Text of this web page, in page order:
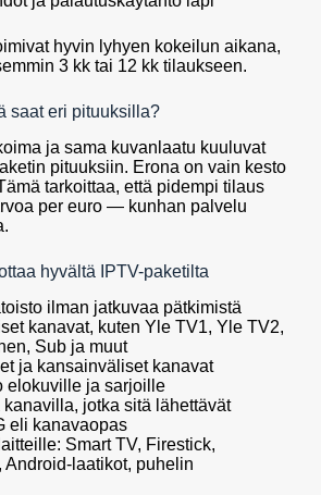
hyvin lyhyen kokeilun aikana,
3 kk tai 12 kk tilaukseen.
saat eri pituuksilla?
ja sama kuvanlaatu kuuluvat
pituuksiin. Erona on vain kesto
tarkoittaa, että pidempi tilaus
per euro — kunhan palvelu
hyvältä IPTV-paketilta
ilman jatkuvaa pätkimistä
kanavat, kuten Yle TV1, Yle TV2,
Sub ja muut
ja kansainväliset kanavat
elokuville ja sarjoille
jotka sitä lähettävät
eli kanavaopas
Smart TV, Firestick,
Android-laatikot, puhelin